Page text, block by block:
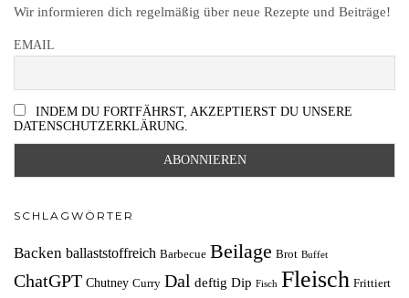
Wir informieren dich regelmäßig über neue Rezepte und Beiträge!
EMAIL
INDEM DU FORTFÄHRST, AKZEPTIERST DU UNSERE
DATENSCHUTZERKLÄRUNG.
SCHLAGWÖRTER
Backen ballaststoffreich Barbecue Beilage Brot Buffet
ChatGPT Chutney Curry Dal deftig Dip Fisch Fleisch Frittiert